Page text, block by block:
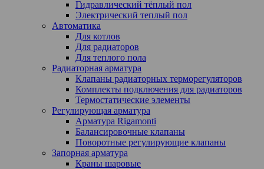
Гидравлический тёплый пол
Электрический теплый пол
Автоматика
Для котлов
Для радиаторов
Для теплого пола
Радиаторная арматура
Клапаны радиаторных терморегуляторов
Комплекты подключения для радиаторов
Термостатические элементы
Регулирующая арматура
Арматура Rigamonti
Балансировочные клапаны
Поворотные регулирующие клапаны
Запорная арматура
Краны шаровые